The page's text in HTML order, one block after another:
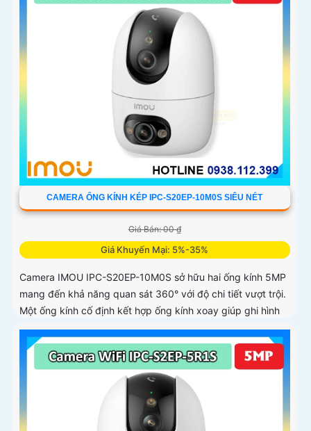
CAMERA ỐNG KÍNH KÉP IPC-S20EP-10M0S SIÊU NÉT
Giá Bán: 00 ₫
Giá Khuyến Mại: 5%-35%
Camera IMOU IPC-S20EP-10M0S sở hữu hai ống kính 5MP
mang đến khả năng quan sát 360° với độ chi tiết vượt trội.
Một ống kính cố định kết hợp ống kính xoay giúp ghi hình
toàn diện mà không bỏ sót điểm mù